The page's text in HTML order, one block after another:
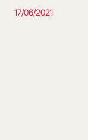
17/06/2021